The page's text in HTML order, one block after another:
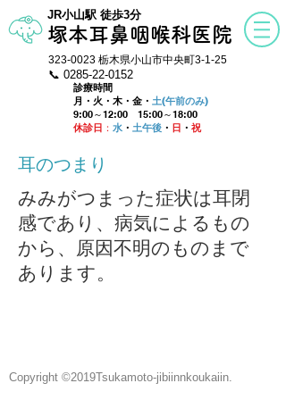
323-0023 栃木県小山市中央町3-1-25
塚本耳鼻咽喉科医院
​JR小山駅 徒歩3分
📞 0285-22-0152
診療時間
月・火・木・金・ 土(午前のみ)
9:00～12:00 15:00～18:00
休診日 ： 水 ・ 土午後 ・ 日 ・ 祝
​耳のつまり
​みみがつまった症状は耳閉
感であり、病気によるもの
から、原因不明のものまで
あります。
Copyright ©2019Tsukamoto-jibiinnkoukaiin.